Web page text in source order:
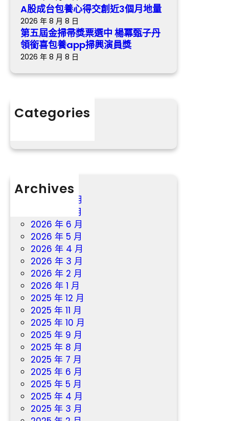
喜
演
A股成台包養心得交創近3個月地量
2026 年 8 月 8 日
第五屆金掃帚獎票選中 楊冪甄子丹
領銜喜包養app掃興演員獎
2026 年 8 月 8 日
Categories
Archives
2026 年 8 月
2026 年 7 月
2026 年 6 月
2026 年 5 月
2026 年 4 月
2026 年 3 月
2026 年 2 月
2026 年 1 月
2025 年 12 月
2025 年 11 月
2025 年 10 月
2025 年 9 月
2025 年 8 月
2025 年 7 月
2025 年 6 月
2025 年 5 月
2025 年 4 月
2025 年 3 月